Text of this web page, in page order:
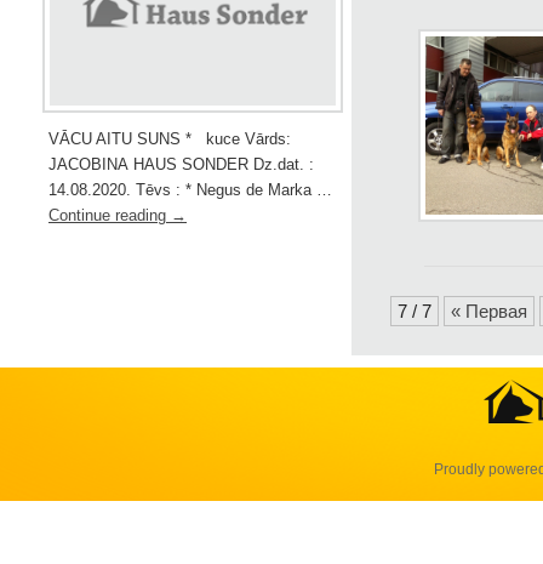
VĀCU AITU SUNS * kuce Vārds:
JACOBINA HAUS SONDER Dz.dat. :
14.08.2020. Tēvs : * Negus de Marka …
Continue reading →
7 / 7 « Первая
Proudly